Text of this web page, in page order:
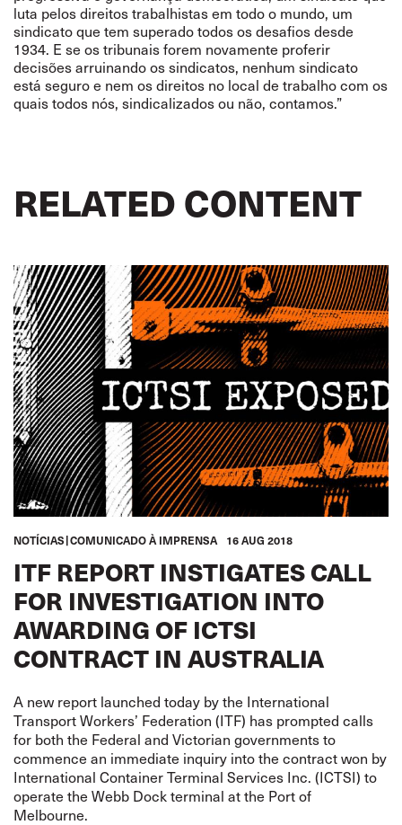
luta pelos direitos trabalhistas em todo o mundo, um
sindicato que tem superado todos os desafios desde
1934. E se os tribunais forem novamente proferir
decisões arruinando os sindicatos, nenhum sindicato
está seguro e nem os direitos no local de trabalho com os
quais todos nós, sindicalizados ou não, contamos.”
RELATED CONTENT
NOTÍCIAS COMUNICADO À IMPRENSA 16 AUG 2018
ITF REPORT INSTIGATES CALL
FOR INVESTIGATION INTO
AWARDING OF ICTSI
CONTRACT IN AUSTRALIA
A new report launched today by the International
Transport Workers’ Federation (ITF) has prompted calls
for both the Federal and Victorian governments to
commence an immediate inquiry into the contract won by
International Container Terminal Services Inc. (ICTSI) to
operate the Webb Dock terminal at the Port of
Melbourne.